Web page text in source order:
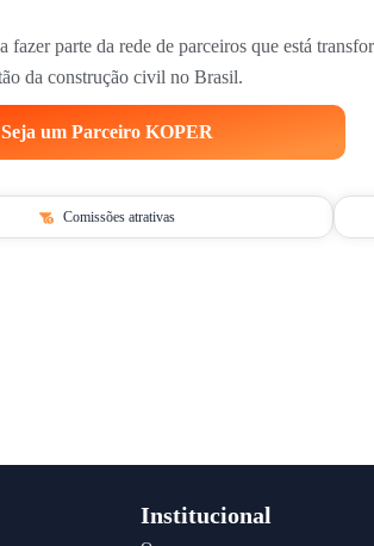
fazer parte da rede de parceiros que está
da construção civil no Brasil.
Seja um Parceiro KOPER
Comissões atrativas
Institucional